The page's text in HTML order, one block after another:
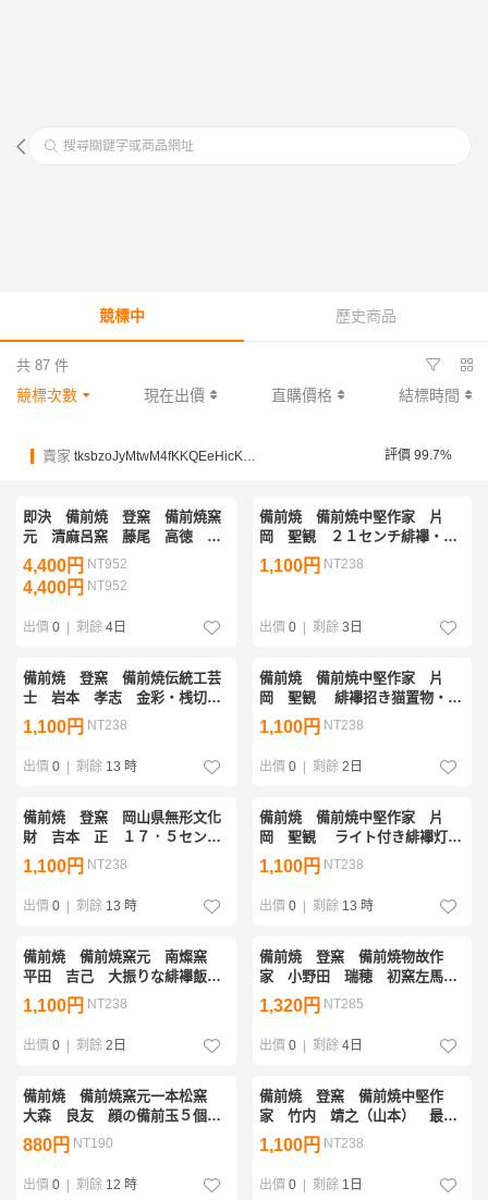
搜尋關鍵字或商品網址
競標中 歷史商品
共 87 件
競標次數 現在出價 直購價格 結標時間
賣家 tksbzoJyMtwM4fKKQEeHicKC6LND 評價 99.7%
即決 備前焼 登窯 備前焼窯
元 清麻呂窯 藤尾 高徳 桟
切・黄ゴマ金魚置物１
4,400円 NT952
4,400円 NT952
出價 0 | 剩餘 4日
備前焼 備前焼中堅作家 片
岡 聖観 ２１センチ緋襷・黄
ゴマ叩き楕円皿１
1,100円 NT238
出價 0 | 剩餘 3日
備前焼 登窯 備前焼伝統工芸
士 岩本 孝志 金彩・桟切・
黄ゴマ湯呑１
1,100円 NT238
出價 0 | 剩餘 13 時
備前焼 備前焼中堅作家 片
岡 聖観 緋襷招き猫置物・ペ
ン立て・花入１
1,100円 NT238
出價 0 | 剩餘 2日
備前焼 登窯 岡山県無形文化
財 吉本 正 １７．５センチ
緋襷葉皿１
1,100円 NT238
出價 0 | 剩餘 13 時
備前焼 備前焼中堅作家 片
岡 聖観 ライト付き緋襷灯り
１
1,100円 NT238
出價 0 | 剩餘 13 時
備前焼 備前焼窯元 南燦窯
平田 吉己 大振りな緋襷飯茶
碗１
1,100円 NT238
出價 0 | 剩餘 2日
備前焼 登窯 備前焼物故作
家 小野田 瑞穂 初窯左馬金
彩・緋襷飯茶碗１
1,320円 NT285
出價 0 | 剩餘 4日
備前焼 備前焼窯元一本松窯
大森 良友 顔の備前玉５個組
１
880円 NT190
出價 0 | 剩餘 12 時
備前焼 登窯 備前焼中堅作
家 竹内 靖之（山本） 最新
作今年の干支黄ゴマ馬置物２
1,100円 NT238
出價 0 | 剩餘 1日